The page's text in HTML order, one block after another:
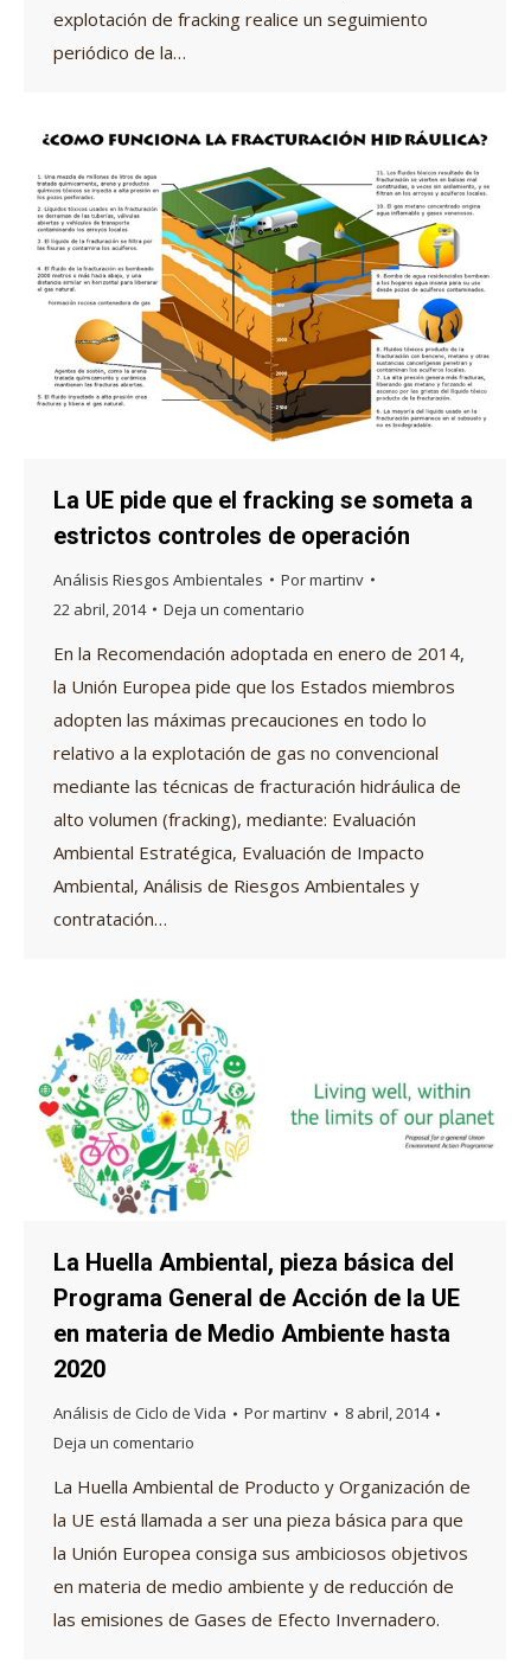
explotación de fracking realice un seguimiento
periódico de la…
La UE pide que el fracking se someta a
estrictos controles de operación
Análisis Riesgos Ambientales Pormartinv
22 abril, 2014
Deja un comentario
En la Recomendación adoptada en enero de 2014,
la Unión Europea pide que los Estados miembros
adopten las máximas precauciones en todo lo
relativo a la explotación de gas no convencional
mediante las técnicas de fracturación hidráulica de
alto volumen (fracking), mediante: Evaluación
Ambiental Estratégica, Evaluación de Impacto
Ambiental, Análisis de Riesgos Ambientales y
contratación…
La Huella Ambiental, pieza básica del
Programa General de Acción de la UE
en materia de Medio Ambiente hasta
2020
Análisis de Ciclo de Vida Pormartinv
8 abril, 2014
Deja un comentario
La Huella Ambiental de Producto y Organización de
la UE está llamada a ser una pieza básica para que
la Unión Europea consiga sus ambiciosos objetivos
en materia de medio ambiente y de reducción de
las emisiones de Gases de Efecto Invernadero.